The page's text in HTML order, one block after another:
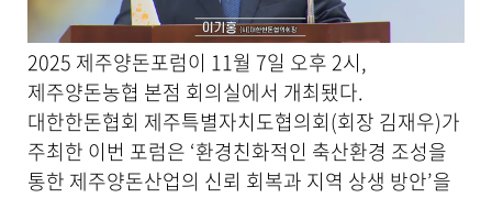
첨
부
파
일
내
용
2025 제주양돈포럼이 11월 7일 오후 2시,
제주양돈농협 본점 회의실에서 개최됐다.
대한한돈협회 제주특별자치도협의회(회장 김재우)가
주최한 이번 포럼은 ‘환경친화적인 축산환경 조성을
통한 제주양돈산업의 신뢰 회복과 지역 상생 방안’을